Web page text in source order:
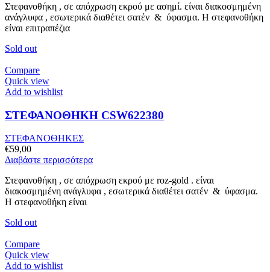
Στεφανοθήκη , σε απόχρωση εκρού με ασημί. είναι διακοσμημένη
ανάγλυφα , εσωτερικά διαθέτει σατέν & ύφασμα. Η στεφανοθήκη
είναι επιτραπέζια
Sold out
Compare
Quick view
Add to wishlist
ΣΤΕΦΑΝΟΘΗΚΗ CSW622380
ΣΤΕΦΑΝΟΘΗΚΕΣ
€59,00
Διαβάστε περισσότερα
Στεφανοθήκη , σε απόχρωση εκρού με roz-gold . είναι
διακοσμημένη ανάγλυφα , εσωτερικά διαθέτει σατέν & ύφασμα.
Η στεφανοθήκη είναι
Sold out
Compare
Quick view
Add to wishlist